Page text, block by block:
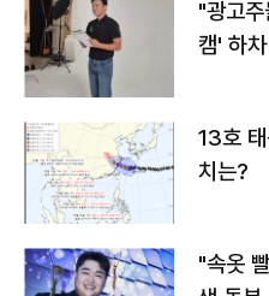
"광고
캠' 하
13호
치는?
"속옷